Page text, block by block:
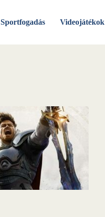
Sportfogadás Videojátékok